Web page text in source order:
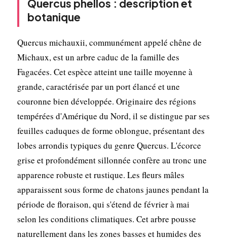
Quercus phellos : description et
botanique
Quercus michauxii, communément appelé chêne de
Michaux, est un arbre caduc de la famille des
Fagacées. Cet espèce atteint une taille moyenne à
grande, caractérisée par un port élancé et une
couronne bien développée. Originaire des régions
tempérées d'Amérique du Nord, il se distingue par ses
feuilles caduques de forme oblongue, présentant des
lobes arrondis typiques du genre Quercus. L'écorce
grise et profondément sillonnée confère au tronc une
apparence robuste et rustique. Les fleurs mâles
apparaissent sous forme de chatons jaunes pendant la
période de floraison, qui s'étend de février à mai
selon les conditions climatiques. Cet arbre pousse
naturellement dans les zones basses et humides des